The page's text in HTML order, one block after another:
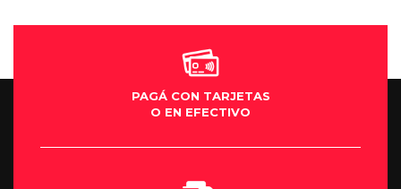
PAGÁ CON TARJETAS
O EN EFECTIVO